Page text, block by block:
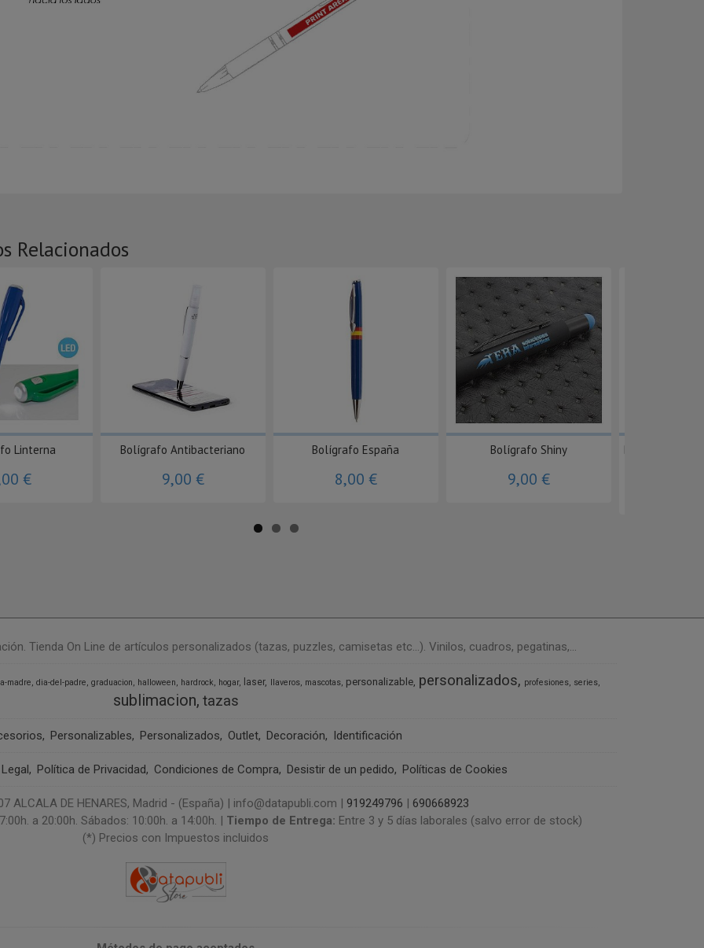
Relacionados
Linterna
€
Bolígrafo Antibacteriano
9,00 €
Bolígrafo España
8,00 €
Bolígrafo Shiny
9,00 €
Tienda On Line de artículos personalizados (tazas, puzzles, camisetas etc...). Vinilos, cuadros, pegatinas,...
madre dia-del-padre graduacion halloween hardrock hogar laser llaveros mascotas personalizable personalizados profesiones series
sublimacion tazas
Personalizables Personalizados Outlet Decoración Identificación
Política de Privacidad Condiciones de Compra Desistir de un pedido Políticas de Cookies
ALCALA DE HENARES, Madrid - (España) | info@datapubli.com | 919249796 | 690668923
a 20:00h. Sábados: 10:00h. a 14:00h. | Tiempo de Entrega: Entre 3 y 5 días laborales (salvo error de stock)
(*) Precios con Impuestos incluidos